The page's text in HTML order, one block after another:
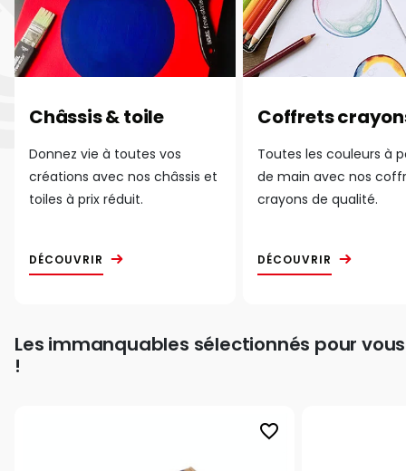
Châssis & toile
Donnez vie à toutes vos
créations avec nos châssis et
toiles à prix réduit.
DÉCOUVRIR
Coffrets
Toutes les couleurs à
de main avec nos
crayons de qualité.
DÉCOUVRIR
Les immanquables sélectionnés pour vous
!
favorite_border